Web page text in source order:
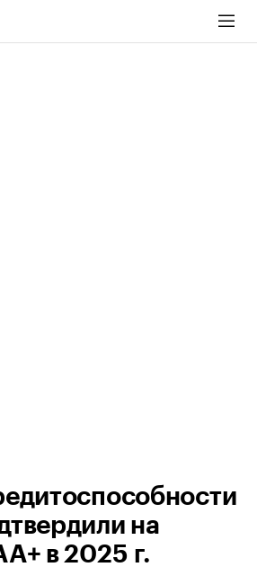
на
в 2025 г.